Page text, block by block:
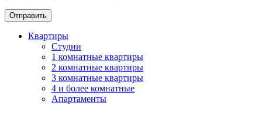
Отправить
Квартиры
Студии
1 комнатные квартиры
2 комнатные квартиры
3 комнатные квартиры
4 и более комнатные
Апартаменты